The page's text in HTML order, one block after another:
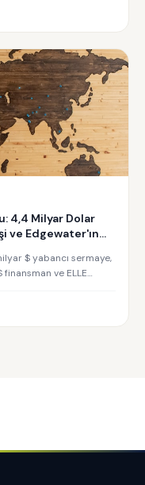
4,4 Milyar Dolar
ve Edgewater'ın
$ yabancı sermaye,
ve ELLE